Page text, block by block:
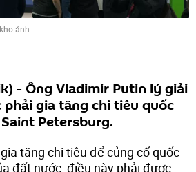
ảnh
- Ông Vladimir Putin lý giải
phải gia tăng chi tiêu quốc
Petersburg.
tăng chi tiêu để củng cố quốc
đất nước, điều này phải được